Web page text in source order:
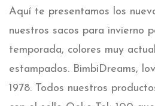
Aquí te presentamos los
nuestros sacos para invierno
temporada, colores muy
estampados. BimbiDreams,
1978. Todos nuestros